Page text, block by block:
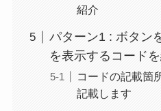
紹介
パターン1 : ボタン
を表示するコード
コードの記載箇
記載します